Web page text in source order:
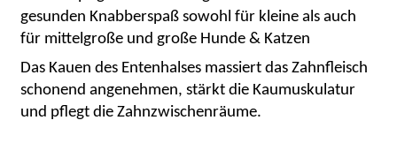
gesunden Knabberspaß sowohl für kleine als auch
für mittelgroße und große Hunde & Katzen
Das Kauen des Entenhalses massiert das Zahnfleisch
schonend angenehmen, stärkt die Kaumuskulatur
und pflegt die Zahnzwischenräume.